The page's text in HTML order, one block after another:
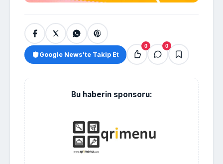
Google News'te Takip Et
0 0
Bu haberin sponsoru: